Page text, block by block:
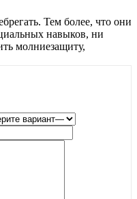
Тем более, что они
навыков, ни
молниезащиту,